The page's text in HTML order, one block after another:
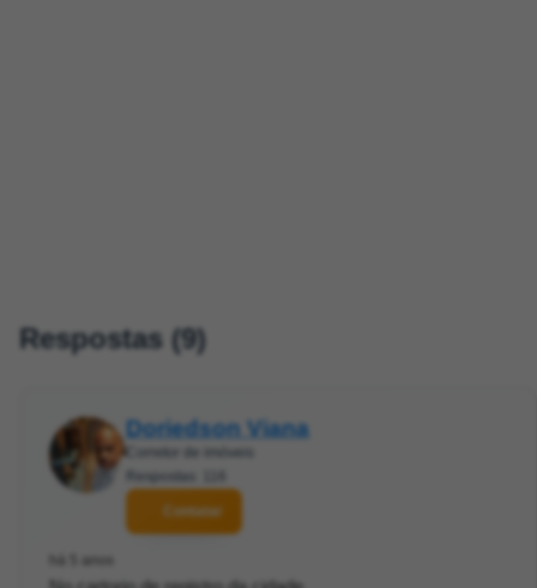
Respostas (9)
Doriedson Viana
Contatar